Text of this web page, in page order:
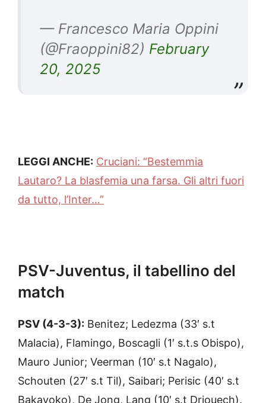
— Francesco Maria Oppini
(@Fraoppini82) February
20, 2025
LEGGI ANCHE: Cruciani: “Bestemmia
Lautaro? La blasfemia una farsa. Gli altri fuori
da tutto, l’Inter…”
PSV-Juventus, il tabellino del
match
PSV (4-3-3): Benitez; Ledezma (33′ s.t
Malacia), Flamingo, Boscagli (1′ s.t.s Obispo),
Mauro Junior; Veerman (10′ s.t Nagalo),
Schouten (27′ s.t Til), Saibari; Perisic (40′ s.t
Bakayoko), De Jong, Lang (10′ s.t Driouech).